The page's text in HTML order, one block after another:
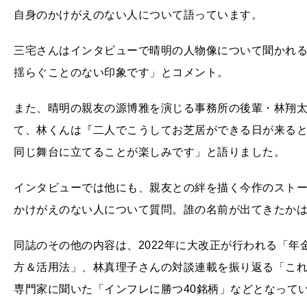
自身のかけがえのない人について語っています。
三宅さんはインタビューで晴明の人物像について聞かれ
揺らぐことのない印象です」とコメント。
また、晴明の親友の源博雅を演じる事務所の後輩・林翔
て、林くんは『二人でこうしてお芝居ができる日が来る
同じ舞台に立てることが楽しみです」と語りました。
インタビューでは他にも、親友との絆を描く今作のスト
かけがえのない人について質問。誰の名前が出てきたか
同誌のその他の内容は、2022年に大改正が行われる「
方＆活用法」、林真理子さんの対談連載を振り返る「こ
専門家に聞いた「インフレに勝つ40銘柄」などとなって